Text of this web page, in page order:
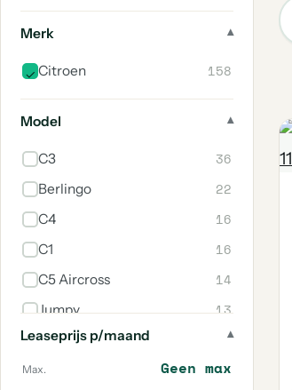
Merk
Citroen 158
Model
C3 36
Berlingo 22
C4 16
C1 16
C5 Aircross 14
Jumpy 13
Jumper 6
C3 Aircross 5
Leaseprijs p/maand
Max. Geen max